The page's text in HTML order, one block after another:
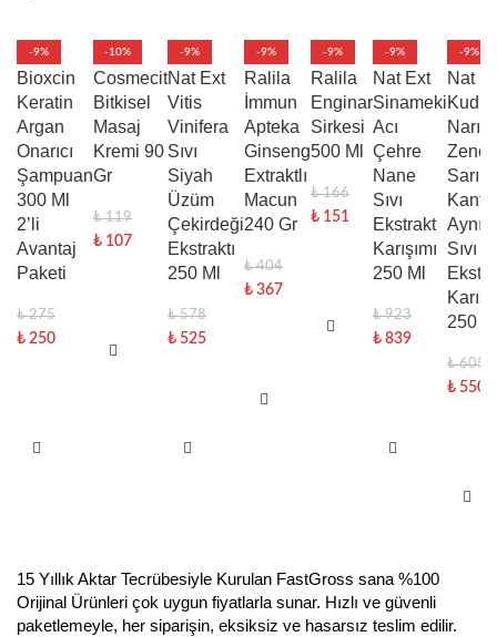
-9%
Bioxcin
Keratin
Argan
Onarıcı
Şampuan
300 Ml
2’li
Avantaj
Paketi
₺275
₺ 250
-10%
Cosmecit
Bitkisel
Masaj
Kremi 90
Gr
₺119
₺ 107
-9%
Nat Ext
Vitis
Vinifera
Sıvı
Siyah
Üzüm
Çekirdeği
Ekstraktı
250 Ml
₺578
₺ 525
-9%
Ralila
İmmun
Apteka
Ginseng
Extraktlı
Macun
240 Gr
₺404
₺ 367
-9%
Ralila
Enginar
Sirkesi
500 Ml
₺166
₺ 151
-9%
Nat Ext
Sinameki
Acı
Çehre
Nane
Sıvı
Ekstrakt
Karışımı
250 Ml
₺923
₺ 839
-9%
Nat
Narı
Sarı
Sıvı
250
₺605
₺ 550
15 Yıllık Aktar Tecrübesiyle Kurulan FastGross sana %100
Orijinal Ürünleri çok uygun fiyatlarla sunar. Hızlı ve güvenli
paketlemeyle, her siparişin, eksiksiz ve hasarsız teslim edilir.